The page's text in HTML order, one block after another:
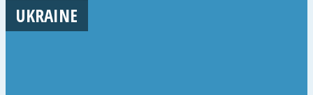
UKRAINE